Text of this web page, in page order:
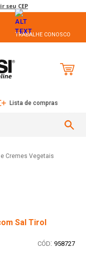
seu CEP
TRABALHE CONOSCO
Lista de compras
Cremes Vegetais
Sal Tirol
: 958727